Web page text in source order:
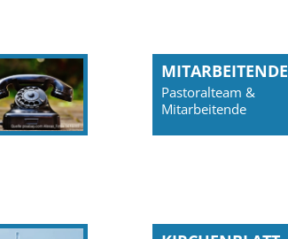
MITARBEITENDE
Pastoralteam &
Mitarbeitende